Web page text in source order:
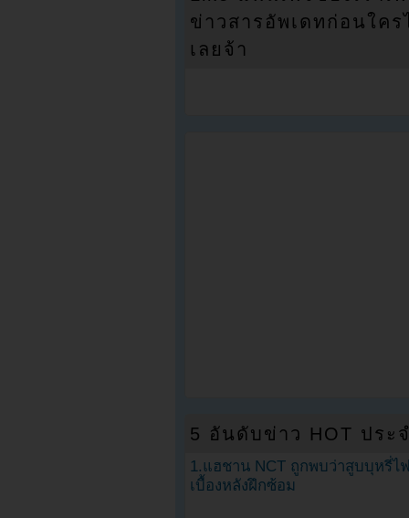
ข่าวสารอัพเดทก่อนใค
เลยจ้า
5 อันดับข่าว HOT ประ
1.แฮชาน NCT ถูกพบว่าสูบบุหรี่ไ
เบื้องหลังฝึกซ้อม